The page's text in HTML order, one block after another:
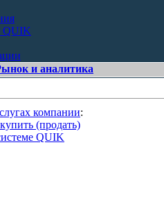
QUIK
и аналитика
компании:
(продать)
QUIK